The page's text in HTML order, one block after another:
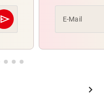
send
Abschicken E-Mail
chevron_right